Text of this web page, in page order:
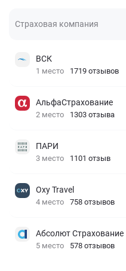
Страховая компания
ВСК
1 место 1719 отзывов
АльфаСтрахование
2 место 1303 отзыва
ПАРИ
3 место 1101 отзыв
Oxy Travel
4 место 758 отзывов
Абсолют Страхование
5 место 578 отзывов